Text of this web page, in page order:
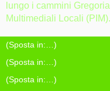
lungo i cammini
Multimediali Locali (PIM).